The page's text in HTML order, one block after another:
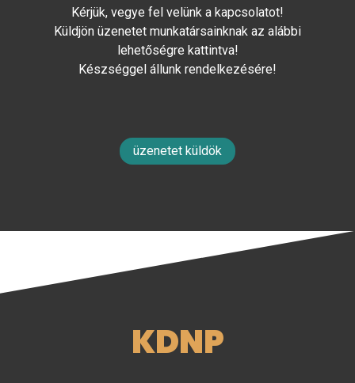
Kérjük, vegye fel velünk a kapcsolatot!
Küldjön üzenetet munkatársainknak az alábbi
lehetőségre kattintva!
Készséggel állunk rendelkezésére!
üzenetet küldök
KDNP